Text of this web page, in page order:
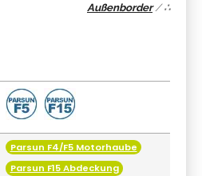
Außenborder/∴
Parsun F4/F5 Motorhaube
Parsun F15 Abdeckung